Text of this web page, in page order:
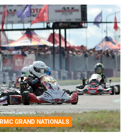
RMC GRAND NATIONALS